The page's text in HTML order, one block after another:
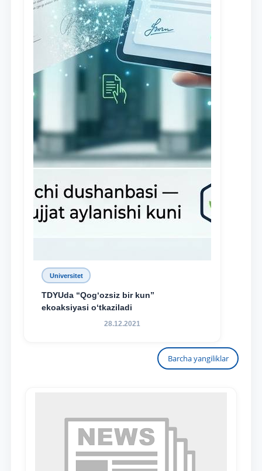
Universitet
TDYUda “Qog‘ozsiz bir kun”
ekoaksiyasi o‘tkaziladi
28.12.2021
Barcha yangiliklar